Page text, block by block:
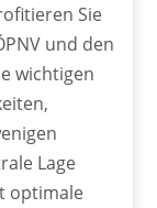
Sie
und den
wichtigen
Lage
optimale